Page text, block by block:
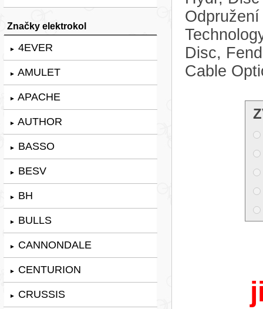
Značky elektrokol
► 4EVER
► AMULET
► APACHE
► AUTHOR
► BASSO
► BESV
► BH
► BULLS
► CANNONDALE
► CENTURION
► CRUSSIS
Disc,
Cable